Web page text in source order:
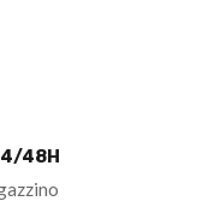
48H